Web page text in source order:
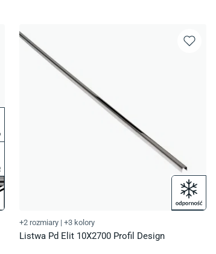
+2 rozmiary | +3 kolory
Listwa Pd Elit 10X2700 Profil Design